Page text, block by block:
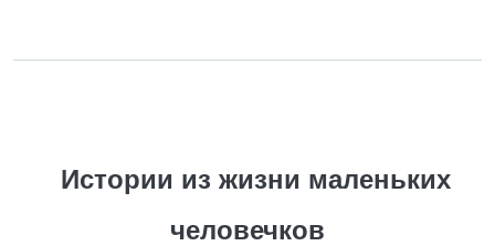
Истории из жизни маленьких
человечков